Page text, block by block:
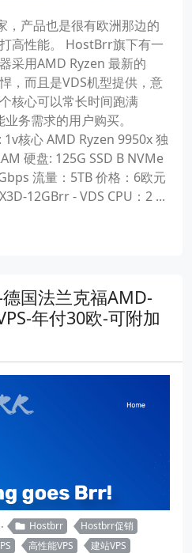
产品也是很有欧洲那边的
高性能。 HostBrr旗下有一
采用AMD Ryzen 最新的
，而且是VDS机型提供，意
核心可以常长时间跑满
务需求的用户购买。
1v核心 AMD Ryzen 9950x 独
硬盘: 125G SSD B NVMe
流量：5TB 价格：6欧元
12GBrr - VDS CPU：2 ...
国法兰克福AMD-
年付30欧-可附加
Hostbrr
Hostbrr促销
高性能VPS
建站VPS